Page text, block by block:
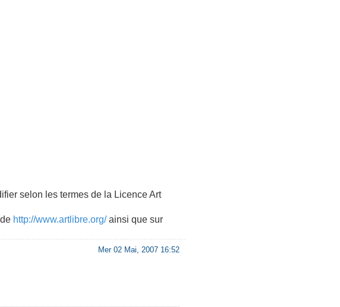
selon les termes de la Licence Art
http://www.artlibre.org/ainsi que sur
Mer 02 Mai, 2007 16:52